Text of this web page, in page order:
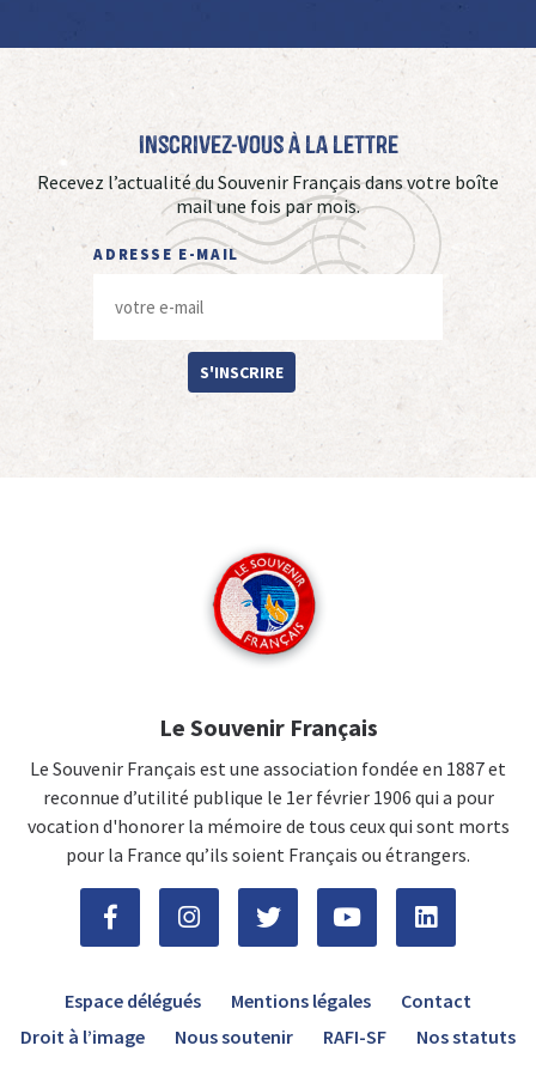
Inscrivez-vous à La Lettre
Recevez l’actualité du Souvenir Français dans votre boîte
mail une fois par mois.
ADRESSE E-MAIL
S'INSCRIRE
Le Souvenir Français
Le Souvenir Français est une association fondée en 1887 et
reconnue d’utilité publique le 1er février 1906 qui a pour
vocation d'honorer la mémoire de tous ceux qui sont morts
pour la France qu’ils soient Français ou étrangers.
Espace délégués Mentions légales
Contact
Droit à l’image
Nous soutenir RAFI-SF Nos statuts